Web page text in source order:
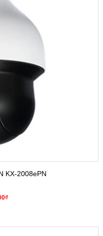
KX-2008ePN